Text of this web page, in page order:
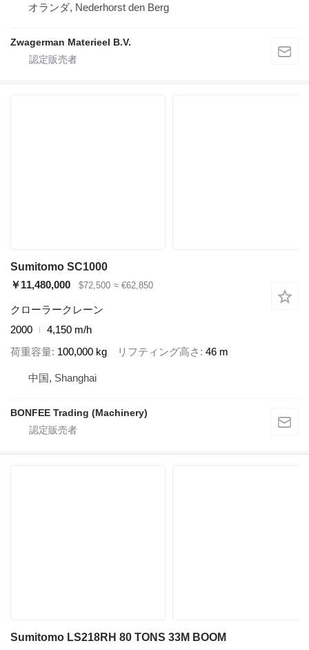
オランダ, Nederhorst den Berg
Zwagerman Materieel B.V.
Sumitomo SC1000
￥11,480,000
$72,500 ≈ €62,850
クローラークレーン
2000
4,150 m/h
荷重容量 100,000 kg リフティング高さ 46 m
中国, Shanghai
BONFEE Trading (Machinery)
Sumitomo LS218RH 80 TONS 33M BOOM